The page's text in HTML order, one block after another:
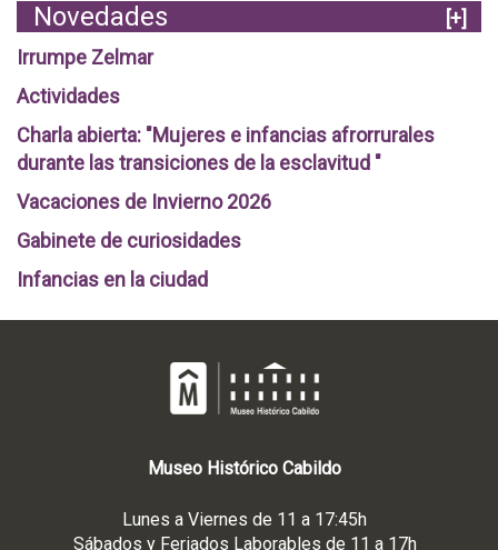
Novedades
[+]
Irrumpe Zelmar
Actividades
Charla abierta: "Mujeres e infancias afrorrurales
durante las transiciones de la esclavitud "
Vacaciones de Invierno 2026
Gabinete de curiosidades
Infancias en la ciudad
Museo Histórico Cabildo
Lunes a Viernes de 11 a 17:45h
Sábados y Feriados Laborables de 11 a 17h